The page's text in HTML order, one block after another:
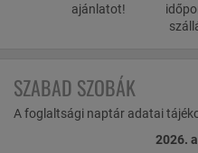
ajánlatot!
SZABAD SZOBÁK
A foglaltsági naptár adatai
2026.